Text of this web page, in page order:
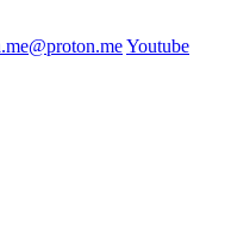
Youtube